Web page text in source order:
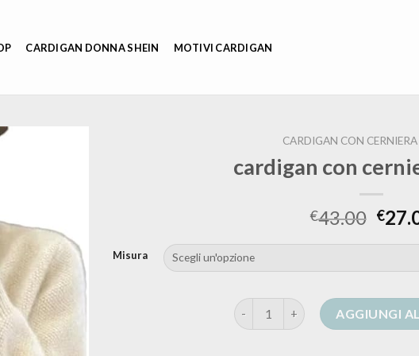
CARDIGAN DONNA SHEIN MOTIVI CARDIGAN
CARDIGAN CON
cardigan con
€43.00 €
Misura
cardigan con cerniera donna
AGGIUNGI